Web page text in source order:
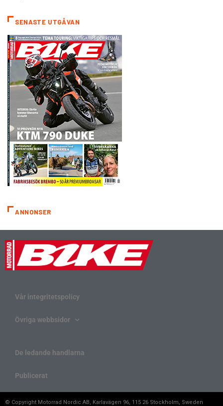
SENASTE UTGÅVAN
ANNONSER
Vår integritetspolicy
Övriga webbsidor
De ledande handlarna
Publicerat
© Copyright Motorrad Nordic AB, Karlavägen 96, 115 26 Stockholm, Sweden